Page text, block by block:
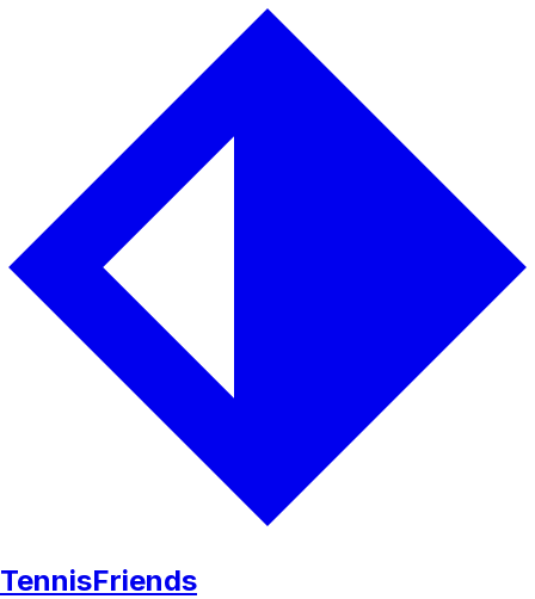
TennisFriends